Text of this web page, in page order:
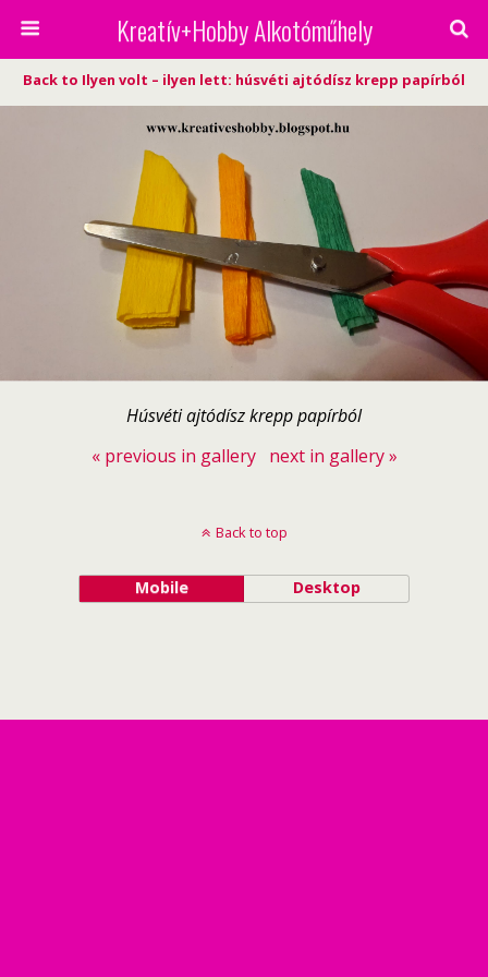
Kreatív+Hobby Alkotóműhely
Back to Ilyen volt – ilyen lett: húsvéti ajtódísz krepp papírból
Húsvéti ajtódísz krepp papírból
« previous in gallery
next in gallery »
Back to top
Mobile Desktop